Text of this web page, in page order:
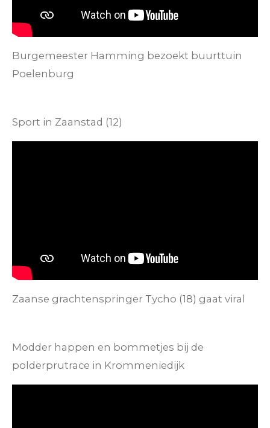
Burgemeester Hamming bezoekt buurttuin
Poelenburg
Sport in Zaanstad (12)
Zaanse grachtenspringer Tycho (18) gaat viral
Modder happen en bommetjes bij de
polderprutrace in Krommeniedijk